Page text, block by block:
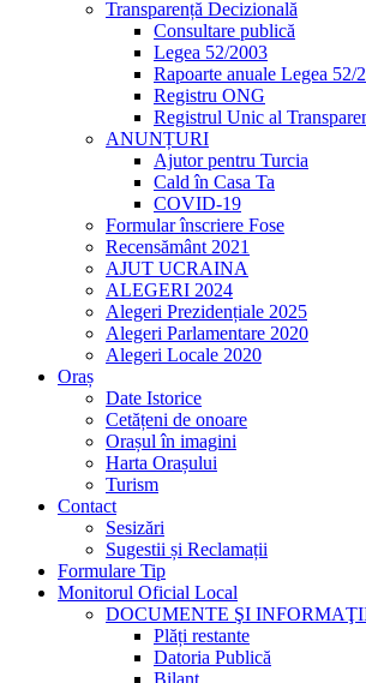
Transparență Decizională
Consultare publică
Legea 52/2003
Rapoarte anuale Legea 52/
Registru ONG
Registrul Unic al
ANUNȚURI
Ajutor pentru Turcia
Cald în Casa Ta
COVID-19
Formular înscriere Fose
Recensământ 2021
AJUT UCRAINA
ALEGERI 2024
Alegeri Prezidențiale 2025
Alegeri Parlamentare 2020
Alegeri Locale 2020
Oraș
Date Istorice
Cetățeni de onoare
Orașul în imagini
Harta Orașului
Turism
Contact
Sesizări
Sugestii și Reclamații
Formulare Tip
Monitorul Oficial Local
DOCUMENTE ŞI
Plăți restante
Datoria Publică
Bilanț